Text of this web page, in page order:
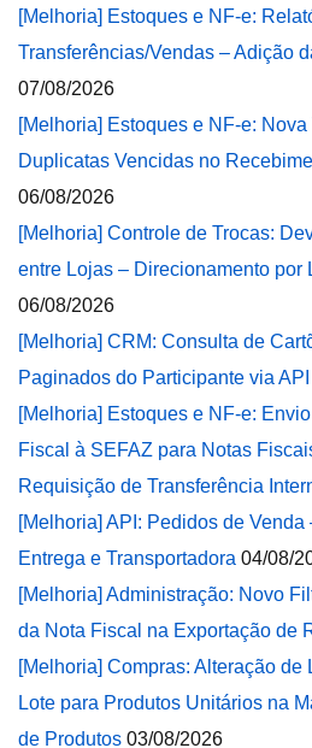
[Melhoria] Estoques e NF-e:
Transferências/Vendas – Adição
07/08/2026
[Melhoria] Estoques e NF-e:
Duplicatas Vencidas no
06/08/2026
[Melhoria] Controle de Trocas:
entre Lojas – Direcionamento por
06/08/2026
[Melhoria] CRM: Consulta de
Paginados do Participante via API
[Melhoria] Estoques e NF-e:
Fiscal à SEFAZ para Notas
Requisição de Transferência
[Melhoria] API: Pedidos de
Entrega e Transportadora 04/08/
[Melhoria] Administração: Novo
da Nota Fiscal na Exportação de
[Melhoria] Compras: Alteração de
Lote para Produtos Unitários na
de Produtos 03/08/2026